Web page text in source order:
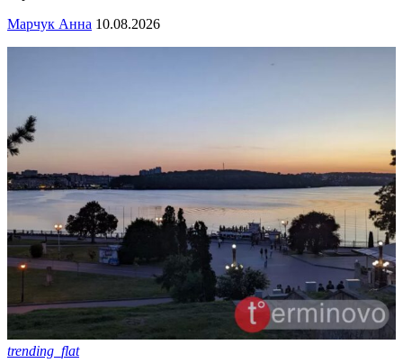
Марчук Анна 10.08.2026
trending_flat